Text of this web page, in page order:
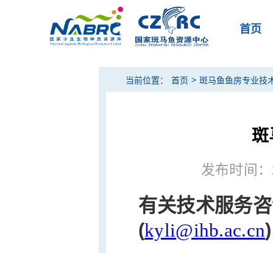
首页
当前位置： 首页 > 斑马鱼鱼房专业技
斑
发布时间
有关技术服务
(kyli@ihb.ac.cn)